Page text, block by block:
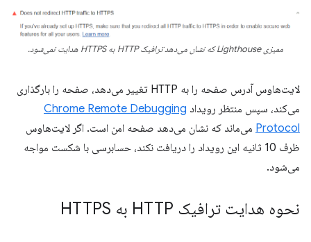
ممیزی Lighthouse که نشان می‌دهد ترافیک HTTP به HTTPS هدایت نمی‌شود.
لایت‌هاوس آدرس صفحه را به HTTP تغییر می‌دهد، صفحه را بارگذاری
می‌کند، سپس منتظر رویداد Chrome Remote Debugging
Protocol می‌ماند که نشان می‌دهد صفحه امن است. اگر لایت‌هاوس
ظرف 10 ثانیه این رویداد را دریافت نکند، حسابرسی با شکست مواجه
می‌شود.
نحوه هدایت ترافیک HTTP به HTTPS